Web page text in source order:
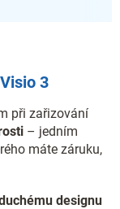
3
při zařizování
– jedním
máte záruku,
designu